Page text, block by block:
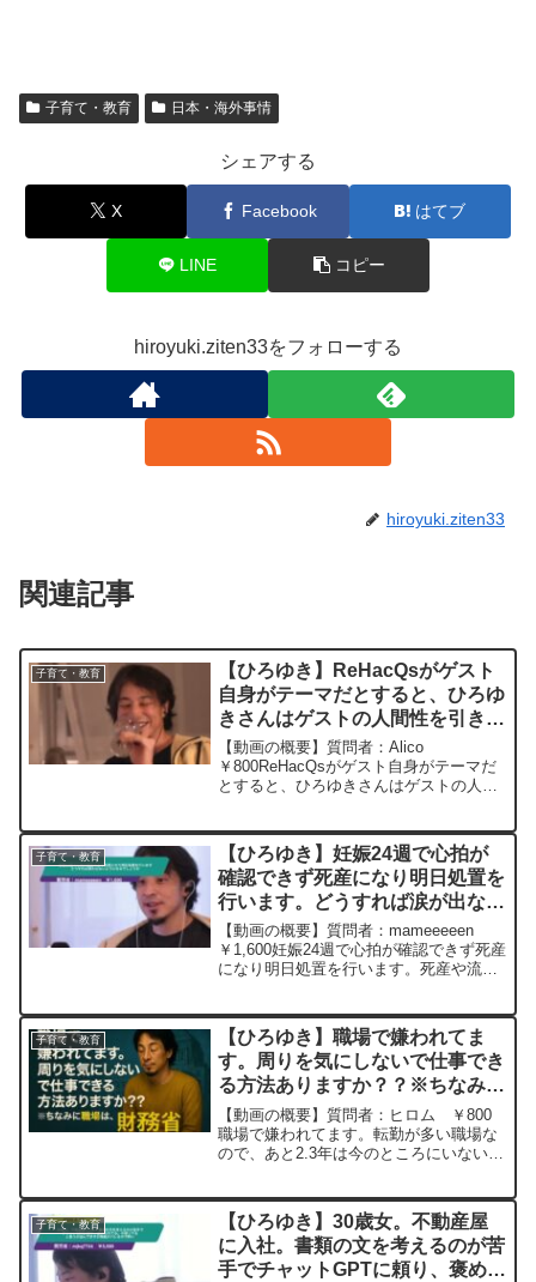
子育て・教育 日本・海外事情
シェアする
X Facebook はてブ
LINE コピー
hiroyuki.ziten33をフォローする
hiroyuki.ziten33
関連記事
子育て・教育
【ひろゆき】ReHacQsがゲスト
自身がテーマだとすると、ひろゆ
きさんはゲストの人間性を引き出
せるように考えて振るまっている
感じですか？ その場のノリです
か？ー ひろゆき切り抜き
【動画の概要】質問者：Alico
￥800ReHacQsがゲスト自身がテーマだ
とすると、ひろゆきさんはゲストの人間
か？元動画：宇宙人は出会うと殺し合
う。小諸のワインを呑み...
子育て・教育
【ひろゆき】妊娠24週で心拍が
確認できず死産になり明日処置を
行います。どうすれば涙が出ない
ようになるでしょうか。ー ひろ
ゆき切り抜き 20241210
【動画の概要】質問者：mameeeeen
￥1,600妊娠24週で心拍が確認できず死産
になり明日処置を行います。死産や流産
ていても、ふと涙が出ます。不妊治療の
末授かった...
子育て・教育
【ひろゆき】職場で嫌われてま
す。周りを気にしないで仕事でき
る方法ありますか？？※ちなみに
職場は、財務省ー ひろゆき切り
抜き 20251025
【動画の概要】質問者：ヒロム ￥800
職場で嫌われてます。転勤が多い職場な
ので、あと2.3年は今のところにいないと
のですが、周りを気にしないで仕事でき
る方法ありますか？...
子育て・教育
【ひろゆき】30歳女。不動産屋
に入社。書類の文を考えるのが苦
手でチャットGPTに頼り、褒めら